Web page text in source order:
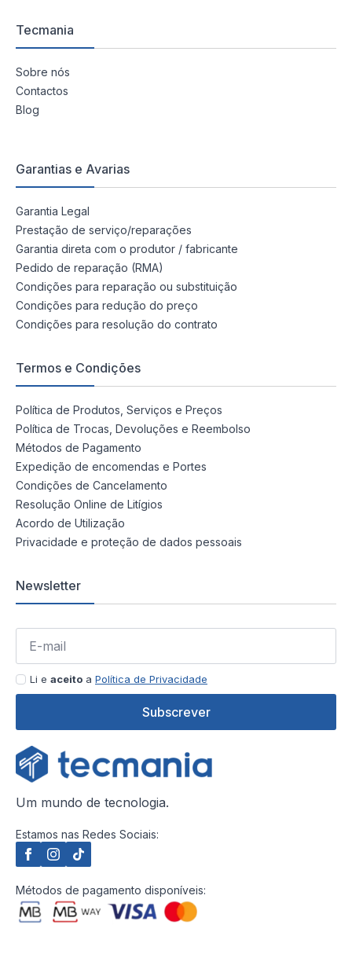
Tecmania
Sobre nós
Contactos
Blog
Garantias e Avarias
Garantia Legal
Prestação de serviço/reparações
Garantia direta com o produtor / fabricante
Pedido de reparação (RMA)
Condições para reparação ou substituição
Condições para redução do preço
Condições para resolução do contrato
Termos e Condições
Política de Produtos, Serviços e Preços
Política de Trocas, Devoluções e Reembolso
Métodos de Pagamento
Expedição de encomendas e Portes
Condições de Cancelamento
Resolução Online de Litígios
Acordo de Utilização
Privacidade e proteção de dados pessoais
Newsletter
Li e aceito a Política de Privacidade
Subscrever
Um mundo de tecnologia.
Estamos nas Redes Sociais:
Métodos de pagamento disponíveis: